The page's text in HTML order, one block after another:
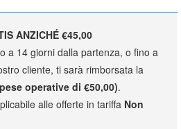
ANZICHÉ €45,00
a 14 giorni dalla partenza, o fino a
cliente, ti sarà rimborsata la
operative di €50,00).
alle offerte in tariffa Non